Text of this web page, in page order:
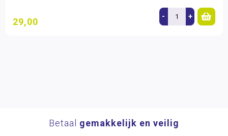
29,00 - +
Betaal gemakkelijk en veilig